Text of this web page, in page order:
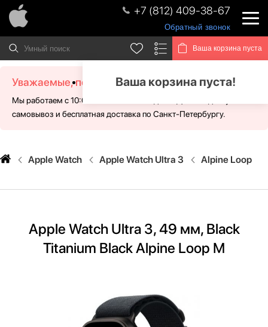
+7 (812) 409-38-67
Обратный звонок
Ваша корзина пуста
Ваша корзина пуста!
Уважаемые, посетители!
Мы работаем с 10:00 - 21:00 без выходных. Для Вас доступен
самовывоз и бесплатная доставка по Санкт-Петербургу.
Apple Watch Apple Watch Ultra 3 Alpine Loop
Apple Watch Ultra 3, 49 мм, Black
Titanium Black Alpine Loop M